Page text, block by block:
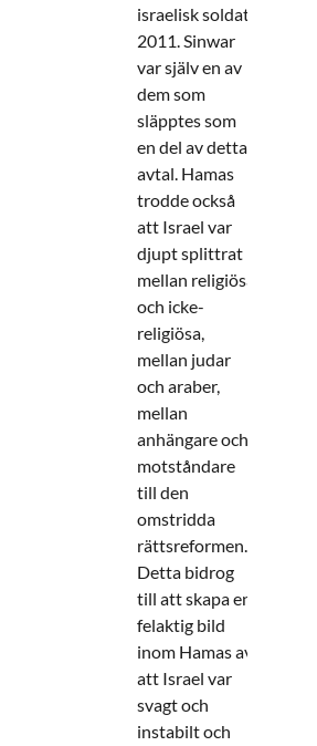
israelisk soldat
2011. Sinwar
var själv en av
dem som
släpptes som
en del av detta
avtal. Hamas
trodde också
att Israel var
djupt splittrat
mellan religiösa
och icke-
religiösa,
mellan judar
och araber,
mellan
anhängare och
motståndare
till den
omstridda
rättsreformen.
Detta bidrog
till att skapa en
felaktig bild
inom Hamas av
att Israel var
svagt och
instabilt och